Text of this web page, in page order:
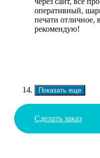
оперативный,
печати отличное,
рекомендую!
Показать еще
Сделать заказ